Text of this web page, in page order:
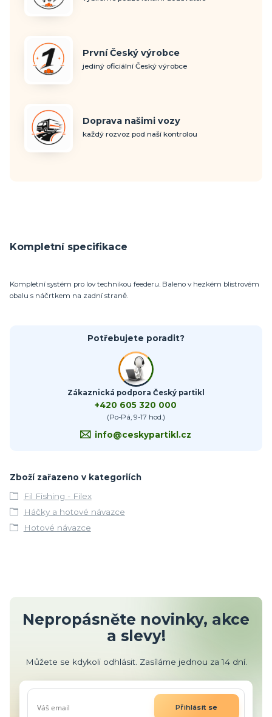
První Český výrobce
jediný oficiální Český výrobce
Doprava našimi vozy
každý rozvoz pod naší kontrolou
Kompletní specifikace
Kompletní systém pro lov technikou feederu. Baleno v hezkém blistrovém
obalu s náčrtkem na zadní straně.
Potřebujete poradit?
Zákaznická podpora Český partikl
+420 605 320 000
(Po-Pá, 9-17 hod.)
info@ceskypartikl.cz
Zboží zařazeno v kategoriích
Fil Fishing - Filex
Háčky a hotové návazce
Hotové návazce
Nepropásněte novinky, akce
a slevy!
Můžete se kdykoli odhlásit. Zasíláme jednou za 14 dní.
Přihlásit se